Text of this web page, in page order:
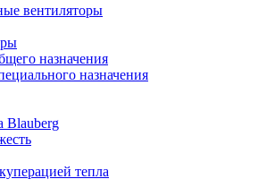
вентиляторы
назначения
назначения
Blauberg
тепла